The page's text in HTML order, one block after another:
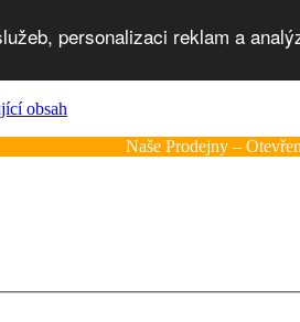
personalizaci reklam a
obsah
Naše Prodejny –